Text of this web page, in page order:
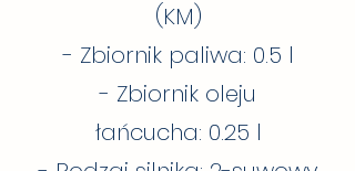
(KM)
- Zbiornik paliwa: 0.5 l
- Zbiornik oleju
łańcucha: 0.25 l